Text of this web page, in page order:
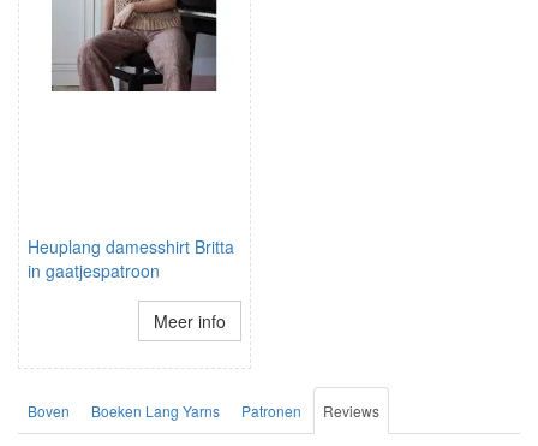
Heuplang damesshirt Britta
in gaatjespatroon
Meer info
Boven Boeken Lang Yarns Patronen Reviews